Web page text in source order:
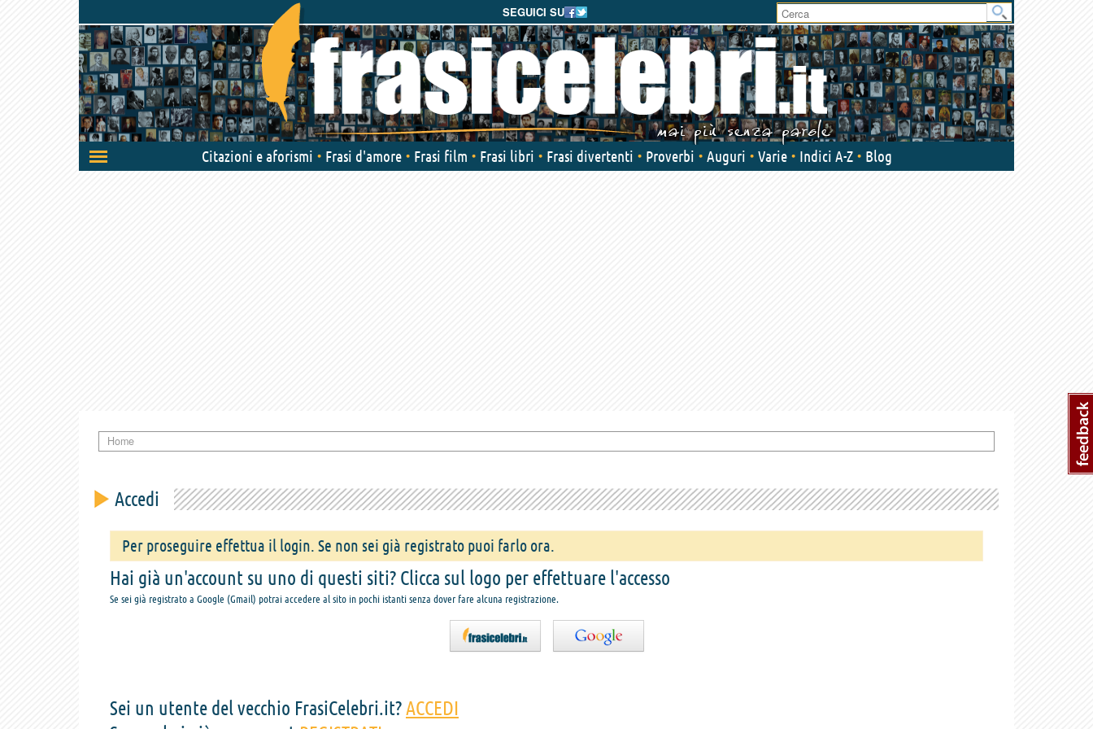
SEGUICI SU
Attiva/disattiva
navigazione
Citazioni e aforismi Frasi d'amore Frasi film Frasi libri Frasi divertenti Proverbi Auguri Varie Indici A-Z Blog
Home
Accedi
Per proseguire effettua il login. Se non sei già registrato puoi farlo ora.
Hai già un'account su uno di questi siti? Clicca sul logo per effettuare l'accesso
Se sei già registrato a Google (Gmail) potrai accedere al sito in pochi istanti senza dover fare alcuna registrazione.
Sei un utente del vecchio FrasiCelebri.it?ACCEDI